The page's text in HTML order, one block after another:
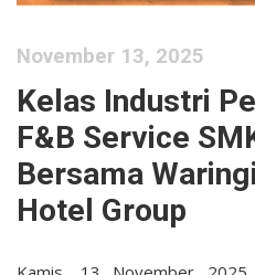
November 13, 2025
Kelas Industri
F&B Service
Bersama
Hotel Group